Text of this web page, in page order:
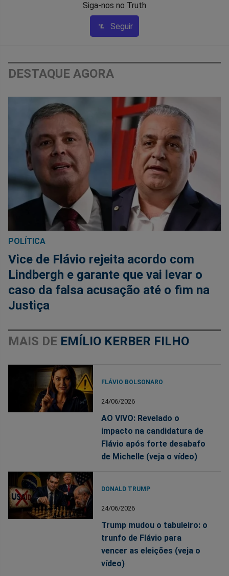
Siga-nos no Truth
Seguir
DESTAQUE AGORA
POLÍTICA
Vice de Flávio rejeita acordo com
Lindbergh e garante que vai levar o
caso da falsa acusação até o fim na
Justiça
MAIS DE EMÍLIO KERBER FILHO
FLÁVIO BOLSONARO
24/06/2026
AO VIVO: Revelado o
impacto na candidatura de
Flávio após forte desabafo
de Michelle (veja o vídeo)
DONALD TRUMP
24/06/2026
Trump mudou o tabuleiro: o
trunfo de Flávio para
vencer as eleições (veja o
vídeo)